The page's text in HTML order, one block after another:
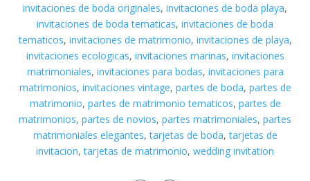
invitaciones de boda originales, invitaciones de boda playa,
invitaciones de boda tematicas, invitaciones de boda
tematicos, invitaciones de matrimonio, invitaciones de playa,
invitaciones ecologicas, invitaciones marinas, invitaciones
matrimoniales, invitaciones para bodas, invitaciones para
matrimonios, invitaciones vintage, partes de boda, partes de
matrimonio, partes de matrimonio tematicos, partes de
matrimonios, partes de novios, partes matrimoniales, partes
matrimoniales elegantes,tarjetas de boda,tarjetas de
invitacion,tarjetas de matrimonio, wedding invitation